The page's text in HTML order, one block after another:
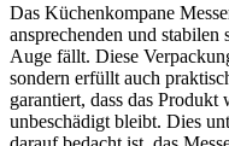
Das Küchenkompane
ansprechenden und
Auge fällt. Diese
sondern erfüllt auch
garantiert, dass das Produkt
unbeschädigt bleibt. Dies